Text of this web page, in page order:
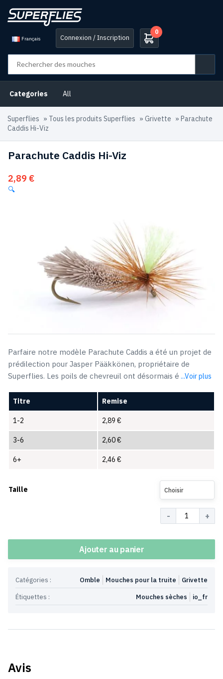
Français Connexion / Inscription
0
Categories All
Superflies » Tous les produits Superflies » Grivette » Parachute
Caddis Hi-Viz
Parachute Caddis Hi-Viz
2,89 €
🔍
Parfaire notre modèle Parachute Caddis a été un projet de
prédilection pour Jasper Pääkkönen, propriétaire de
Superflies. Les poils de chevreuil ont désormais é ...Voir plus
Titre Remise
1-2 2,89 €
3-6 2,60€
6+ 2,46 €
Taille Choisir
Ajouter au panier
Catégories : Grivette
Mouches pour la truite
Omble
Étiquettes :
io_fr
Mouches sèches
Avis